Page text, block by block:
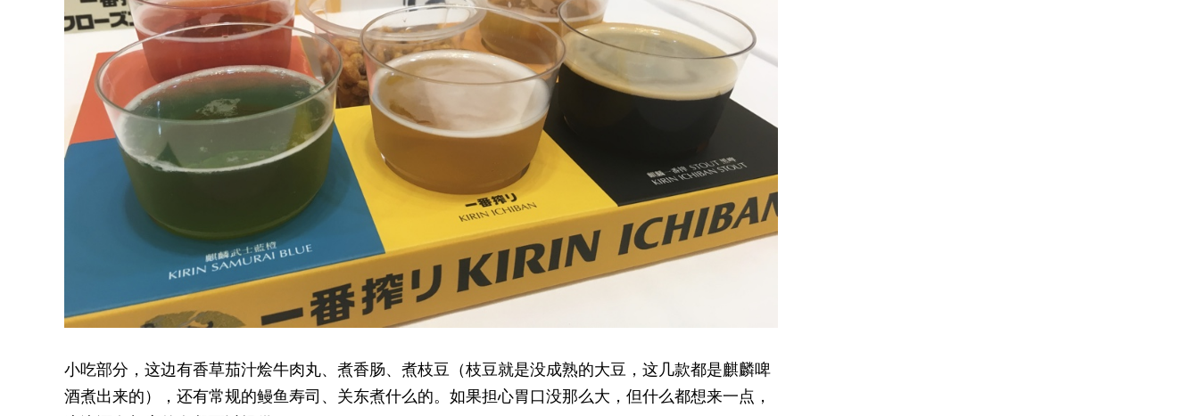
小吃部分，这边有香草茄汁烩牛肉丸、煮香肠、煮枝豆（枝豆就是没成熟的大豆，这几款都是麒麟啤
酒煮出来的），还有常规的鳗鱼寿司、关东煮什么的。如果担心胃口没那么大，但什么都想来一点，